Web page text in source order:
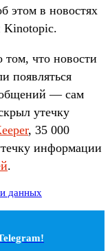
этом в новостях
Kinotopic.
том, что новости
появляться
— сам
утечку
, 35 000
информации
.
данных